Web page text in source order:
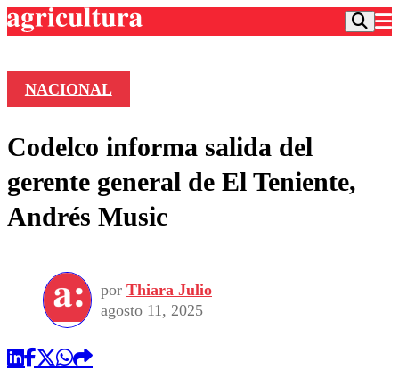
Frecuencias
Agricultura TV
Deportes
Colo Colo
Seleccion Chilena
Torneo Internacional
Entretención
Economía
Internacional
Publicaciones en medios
Opinión
NACIONAL
Codelco informa salida del
gerente general de El Teniente,
Andrés Music
por Thiara Julio
agosto 11, 2025